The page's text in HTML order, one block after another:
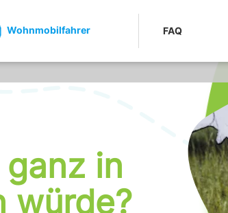
Wohnmobilfahrer FAQ
in
würde?